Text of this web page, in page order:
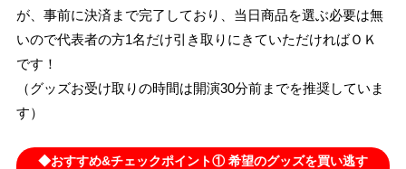
が、事前に決済まで完了しており、当日商品を選ぶ必要は無
いので代表者の方1名だけ引き取りにきていただければＯＫ
です！
（グッズお受け取りの時間は開演30分前までを推奨していま
す）
◆おすすめ&チェックポイント① 希望のグッズを買い逃す